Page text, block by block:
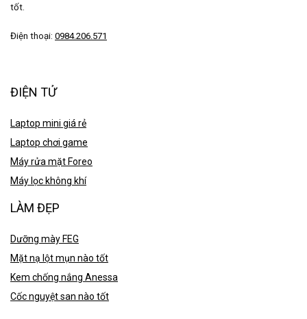
tốt.
Điện thoại: 0984.206.571
ĐIỆN TỬ
Laptop mini giá rẻ
Laptop chơi game
Máy rửa mặt Foreo
Máy lọc không khí
LÀM ĐẸP
Dưỡng mày FEG
Mặt nạ lột mụn nào tốt
Kem chống nắng Anessa
Cốc nguyệt san nào tốt